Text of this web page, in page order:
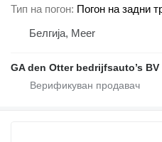
Тип на погон Погон на задни
Белгија, Meer
GA den Otter bedrijfsauto’s BV